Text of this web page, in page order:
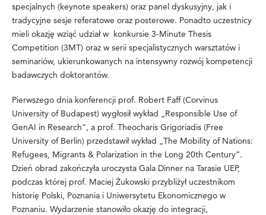
specjalnych (keynote speakers) oraz panel dyskusyjny, jak i
tradycyjne sesje referatowe oraz posterowe. Ponadto uczestnicy
mieli okazję wziąć udział w konkursie 3-Minute Thesis
Competition (3MT) oraz w serii specjalistycznych warsztatów i
seminariów, ukierunkowanych na intensywny rozwój kompetencji
badawczych doktorantów.
Pierwszego dnia konferencji prof. Robert Faff (Corvinus
University of Budapest) wygłosił wykład „Responsible Use of
GenAI in Research”, a prof. Theocharis Grigoriadis (Free
University of Berlin) przedstawił wykład „The Mobility of Nations:
Refugees, Migrants & Polarization in the Long 20th Century”.
Dzień obrad zakończyła uroczysta Gala Dinner na Tarasie UEP,
podczas której prof. Maciej Żukowski przybliżył uczestnikom
historię Polski, Poznania i Uniwersytetu Ekonomicznego w
Poznaniu. Wydarzenie stanowiło okazję do integracji,